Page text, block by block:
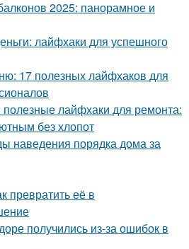
2025: панорамное и
лайфхаки для успешного
17 полезных лайфхаков для
лайфхаки для ремонта:
без хлопот
наведения порядка дома за
превратить её в
получились из-за ошибок в